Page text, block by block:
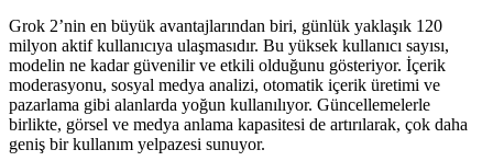
Grok 2’nin en büyük avantajlarından biri, günlük yaklaşık 120
milyon aktif kullanıcıya ulaşmasıdır. Bu yüksek kullanıcı sayısı,
modelin ne kadar güvenilir ve etkili olduğunu gösteriyor. İçerik
moderasyonu, sosyal medya analizi, otomatik içerik üretimi ve
pazarlama gibi alanlarda yoğun kullanılıyor. Güncellemelerle
birlikte, görsel ve medya anlama kapasitesi de artırılarak, çok daha
geniş bir kullanım yelpazesi sunuyor.